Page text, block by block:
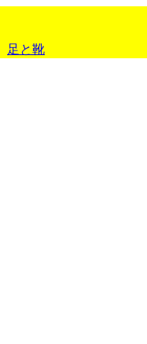
足と靴